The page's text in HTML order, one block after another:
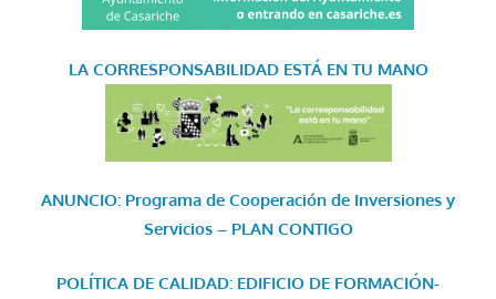
LA CORRESPONSABILIDAD ESTÁ EN TU MANO
ANUNCIO: Programa de Cooperación de Inversiones y
Servicios – PLAN CONTIGO
POLÍTICA DE CALIDAD: EDIFICIO DE FORMACIÓN-